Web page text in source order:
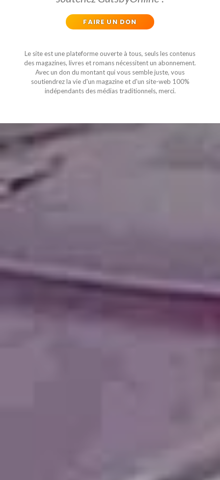
FAIRE UN DON
Le site est une plateforme ouverte à tous, seuls les contenus
des magazines, livres et romans nécessitent un abonnement.
Avec un don du montant qui vous semble juste, vous
soutiendrez la vie d'un magazine et d'un site-web 100%
indépendants des médias traditionnels, merci.